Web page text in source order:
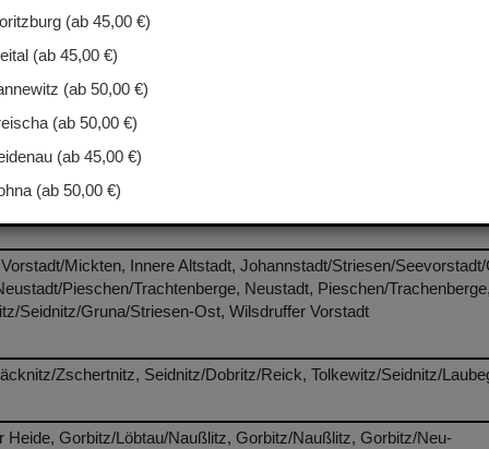
(ab 45,00 €)
(ab 45,00 €)
(ab 50,00 €)
(ab 50,00 €)
(ab 45,00 €)
(ab 50,00 €)
folgenden Zeiten bestellen:
Mickten, Innere Altstadt, Johannstadt/Striesen/
Pieschen/Trachtenberge, Neustadt, Pieschen/
Seidnitz/Gruna/Striesen-Ost, Wilsdruffer Vorstadt
Zschertnitz, Seidnitz/Dobritz/Reick, Tolkewitz/Seidnitz/
Gorbitz/Löbtau/Naußlitz, Gorbitz/Naußlitz, Gorbitz/Neu-